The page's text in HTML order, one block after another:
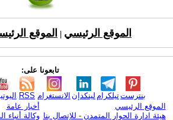
الموقع الرئيسي الموقع
تابعونا على:
RSS الانستغرام لينكدإن تيلكرامبنترست
الموقع الرئيسي
هيئة ادارة الحوار المتمدن - للإتصال بنا
أخبار عامة
وكالة أنباء